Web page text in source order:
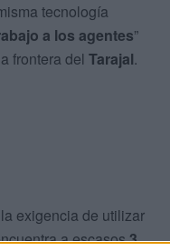
tecnología
a los agentes”
frontera del Tarajal.
exigencia de utilizar
a escasos3